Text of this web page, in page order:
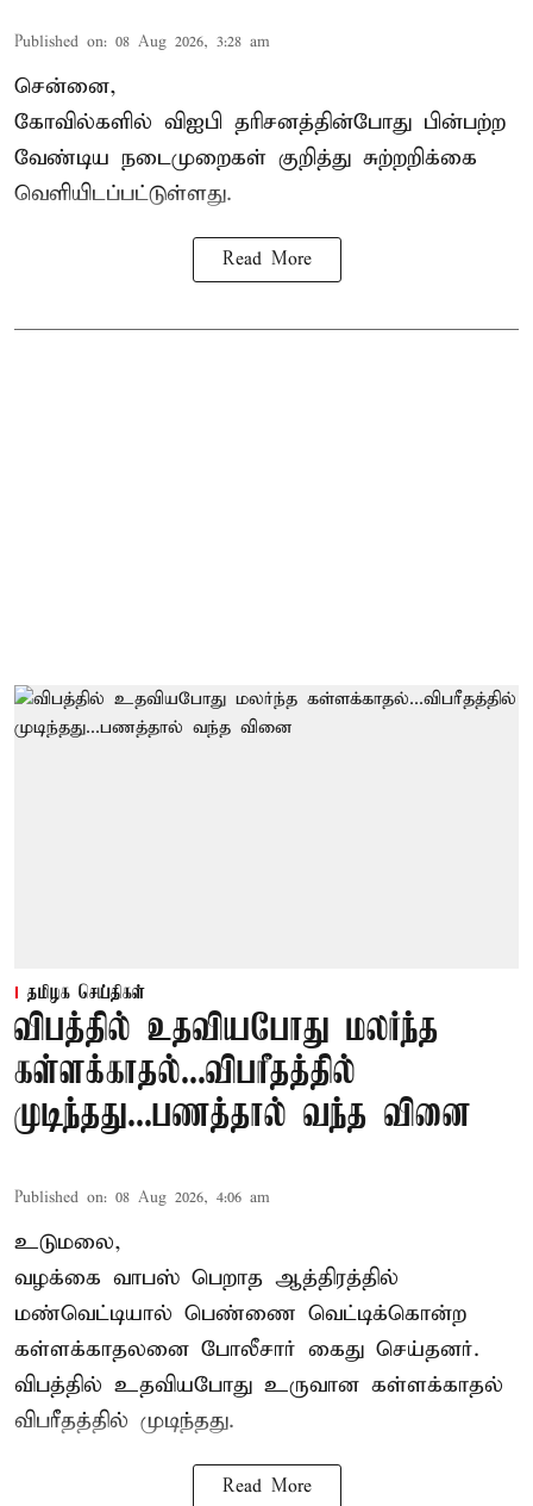
Published on: 08 Aug 2026, 3:28 am
சென்னை,
கோவில்களில் விஐபி தரிசனத்தின்போது பின்பற்ற
வேண்டிய நடைமுறைகள் குறித்து சுற்றறிக்கை
வெளியிடப்பட்டுள்ளது.
Read More
தமிழக செய்திகள்
விபத்தில் உதவியபோது மலர்ந்த
கள்ளக்காதல்...விபரீதத்தில்
முடிந்தது...பணத்தால் வந்த வினை
Published on: 08 Aug 2026, 4:06 am
உடுமலை,
வழக்கை வாபஸ் பெறாத ஆத்திரத்தில்
மண்வெட்டியால் பெண்ணை வெட்டிக்கொன்ற
கள்ளக்காதலனை போலீசார் கைது செய்தனர்.
விபத்தில் உதவியபோது உருவான கள்ளக்காதல்
விபரீதத்தில் முடிந்தது.
Read More